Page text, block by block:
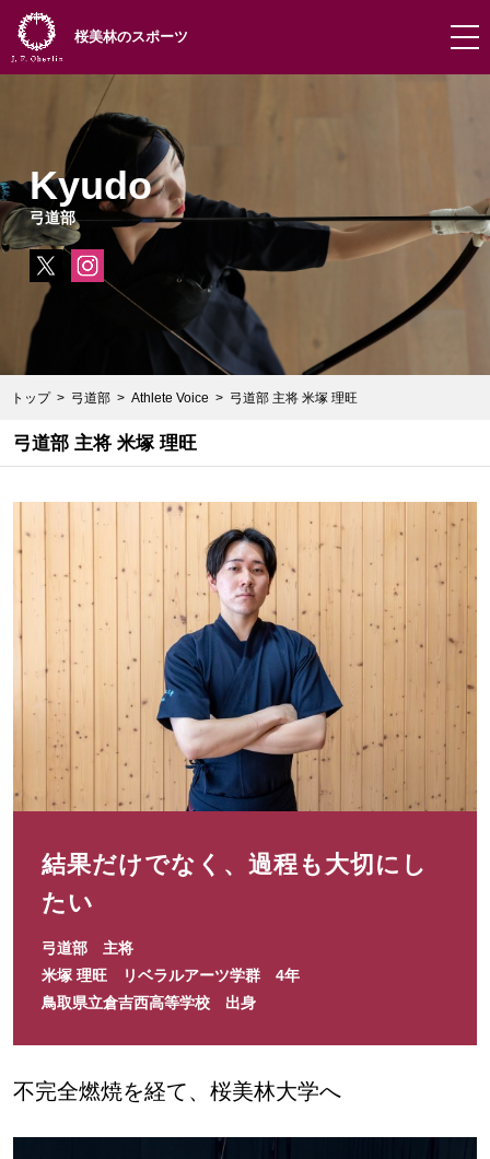
桜美林のスポーツ
Kyudo
弓道部
トップ 弓道部 Athlete Voice 弓道部 主将 米塚 理旺
弓道部 主将 米塚 理旺
結果だけでなく、過程も大切にし
たい
弓道部 主将
米塚 理旺 リベラルアーツ学群 4年
鳥取県立倉吉西高等学校 出身
不完全燃焼を経て、桜美林大学へ